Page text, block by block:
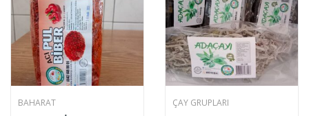
BAHARAT ÇAY GRUPLARI